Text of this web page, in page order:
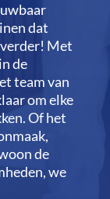
dat
Met
de
team van
om elke
Of het
de
we